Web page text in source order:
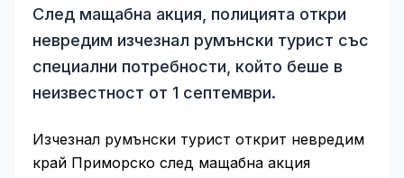
След мащабна акция, полицията откри
невредим изчезнал румънски турист със
специални потребности, който беше в
неизвестност от 1 септември.
Изчезнал румънски турист открит невредим
край Приморско след мащабна акция